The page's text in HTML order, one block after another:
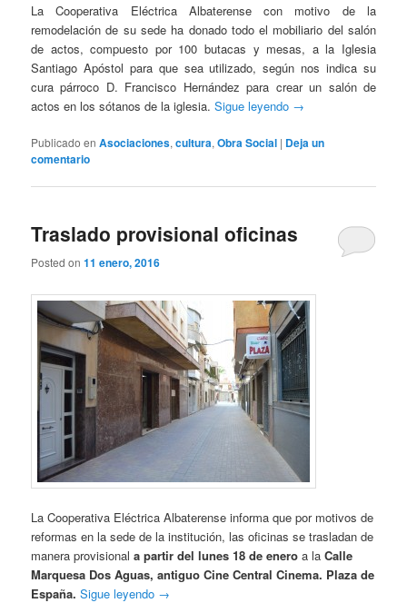
La Cooperativa Eléctrica Albaterense con motivo de la
remodelación de su sede ha donado todo el mobiliario del salón
de actos, compuesto por 100 butacas y mesas, a la Iglesia
Santiago Apóstol para que sea utilizado, según nos indica su
cura párroco D. Francisco Hernández para crear un salón de
actos en los sótanos de la iglesia.Sigue leyendo →
Publicado en Asociaciones,cultura,Obra Social | Deja un
comentario
Traslado provisional oficinas
Posted on11 enero, 2016
La Cooperativa Eléctrica Albaterense informa que por motivos de
reformas en la sede de la institución, las oficinas se trasladan de
manera provisionala partir del lunes 18 de enero a laCalle
Marquesa Dos Aguas, antiguo Cine Central Cinema. Plaza de
España. Sigue leyendo →